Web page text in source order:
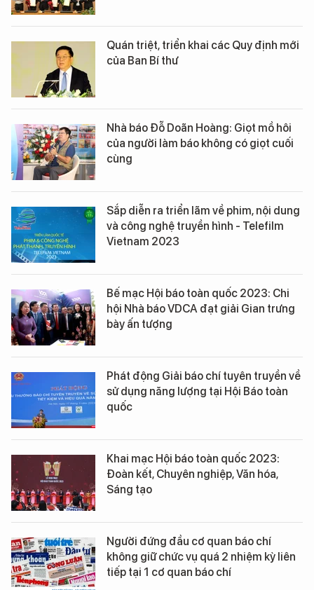
Quán triệt, triển khai các Quy định mới
của Ban Bí thư
Nhà báo Đỗ Doãn Hoàng: Giọt mồ hôi
của người làm báo không có giọt cuối
cùng
Sắp diễn ra triển lãm về phim, nội dung
và công nghệ truyền hình - Telefilm
Vietnam 2023
Bế mạc Hội báo toàn quốc 2023: Chi
hội Nhà báo VDCA đạt giải Gian trưng
bày ấn tượng
Phát động Giải báo chí tuyên truyền về
sử dụng năng lượng tại Hội Báo toàn
quốc
Khai mạc Hội báo toàn quốc 2023:
Đoàn kết, Chuyên nghiệp, Văn hóa,
Sáng tạo
Người đứng đầu cơ quan báo chí
không giữ chức vụ quá 2 nhiệm kỳ liên
tiếp tại 1 cơ quan báo chí